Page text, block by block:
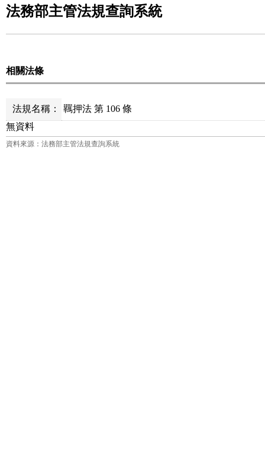
法務部主管法規查詢系統
相關法條
法規名稱：
羈押法 第 106 條
無資料
資料來源：法務部主管法規查詢系統